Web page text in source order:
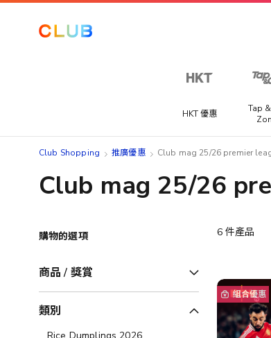
HKT 優惠
Tap
Club Shopping 推廣優惠 Club mag 25/26 premier
Club mag 25/26
6件產品
組合優惠
購物的選項
商品 / 獎賞
類別